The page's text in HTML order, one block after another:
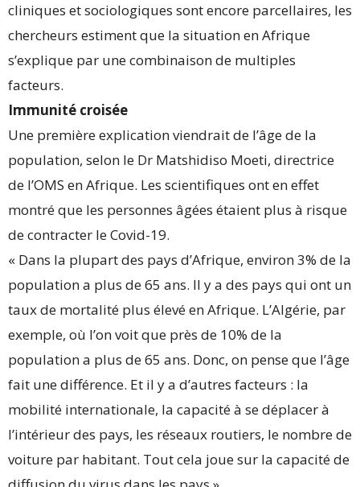
cliniques et sociologiques sont encore parcellaires, les
chercheurs estiment que la situation en Afrique
s’explique par une combinaison de multiples
facteurs.
Immunité croisée
Une première explication viendrait de l’âge de la
population, selon le Dr Matshidiso Moeti, directrice
de l’OMS en Afrique. Les scientifiques ont en effet
montré que les personnes âgées étaient plus à risque
de contracter le Covid-19.
« Dans la plupart des pays d’Afrique, environ 3% de la
population a plus de 65 ans. Il y a des pays qui ont un
taux de mortalité plus élevé en Afrique. L’Algérie, par
exemple, où l’on voit que près de 10% de la
population a plus de 65 ans. Donc, on pense que l’âge
fait une différence. Et il y a d’autres facteurs : la
mobilité internationale, la capacité à se déplacer à
l’intérieur des pays, les réseaux routiers, le nombre de
voiture par habitant. Tout cela joue sur la capacité de